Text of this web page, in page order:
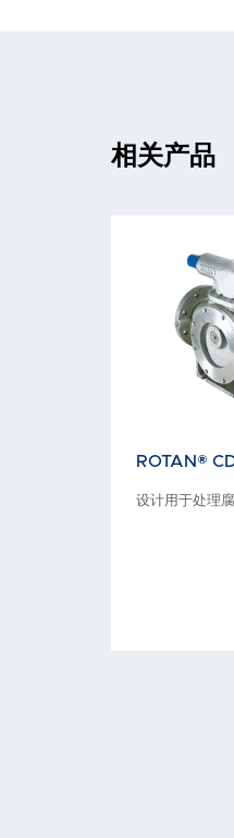
相关产品
ROTAN®
设计用于处理